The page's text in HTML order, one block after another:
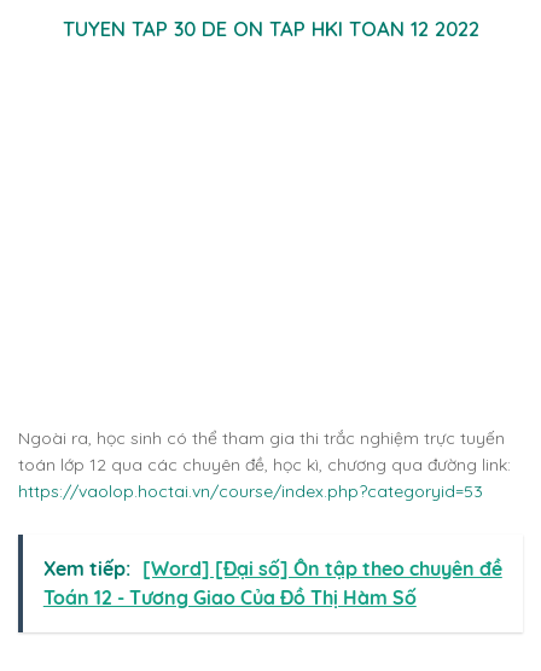
TUYEN TAP 30 DE ON TAP HKI TOAN 12 2022
Ngoài ra, học sinh có thể tham gia thi trắc nghiệm trực tuyến
toán lớp 12 qua các chuyên đề, học kì, chương qua đường link:
https://vaolop.hoctai.vn/course/index.php?categoryid=53
Xem tiếp: [Word] [Đại số] Ôn tập theo chuyên đề
Toán 12 - Tương Giao Của Đồ Thị Hàm Số